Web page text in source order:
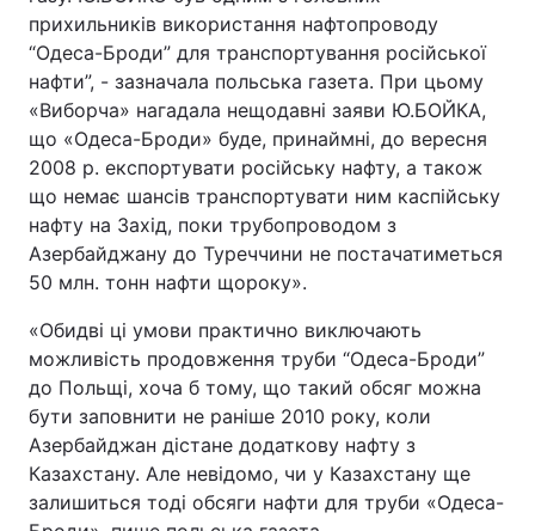
прихильників використання нафтопроводу
“Одеса-Броди” для транспортування російської
нафти”, - зазначала польська газета. При цьому
«Виборча» нагадала нещодавні заяви Ю.БОЙКА,
що «Одеса-Броди» буде, принаймні, до вересня
2008 р. експортувати російську нафту, а також
що немає шансів транспортувати ним каспійську
нафту на Захід, поки трубопроводом з
Азербайджану до Туреччини не постачатиметься
50 млн. тонн нафти щороку».
«Обидві ці умови практично виключають
можливість продовження труби “Одеса-Броди”
до Польщі, хоча б тому, що такий обсяг можна
бути заповнити не раніше 2010 року, коли
Азербайджан дістане додаткову нафту з
Казахстану. Але невідомо, чи у Казахстану ще
залишиться тоді обсяги нафти для труби «Одеса-